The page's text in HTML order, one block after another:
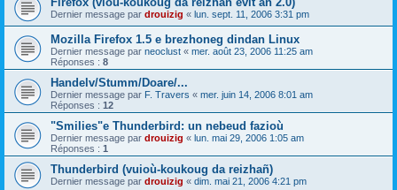
Dernier message par drouizig « lun. sept. 11, 2006 3:31 pm
Mozilla Firefox 1.5 e brezhoneg dindan Linux
Dernier message par neoclust « mer. août 23, 2006 11:25 am
Réponses : 8
Handelv/Stumm/Doare/...
Dernier message par F. Travers « mer. juin 14, 2006 8:01 am
Réponses : 12
"Smilies"e Thunderbird: un nebeud fazioù
Dernier message par drouizig « lun. mai 29, 2006 1:05 am
Réponses : 1
Thunderbird (vuioù-koukoug da reizhañ)
Dernier message par drouizig « dim. mai 21, 2006 4:21 pm